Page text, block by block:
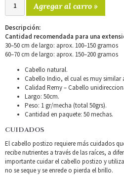
Agregar al carro »
Descripción:
Cantidad recomendada para una
30–50 cm de largo: aprox. 100–150 gramos
60–70 cm de largo: aprox. 150–200 gramos
Cabello natural.
Cabello Indio, el cual es muy similar
Calidad Remy – Cabello
Largo: 50cm.
Peso: 1 gr/mecha (total 50grs).
Cantidad en paquete: 50 mechas.
CUIDADOS
El cabello postizo requiere más cuidados
recibe nutrientes a través de las raíces, a
importante cuidar el cabello postizo y
no se seque y se enrede o pierda el brillo.